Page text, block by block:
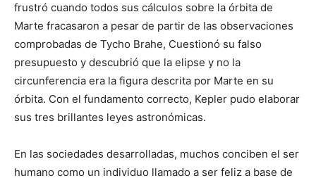
frustró cuando todos sus cálculos sobre la órbita de
Marte fracasaron a pesar de partir de las observaciones
comprobadas de Tycho Brahe, Cues­tionó su falso
presupuesto y descubrió que la elipse y no la
circunferencia era la figura descrita por Marte en su
órbita. Con el fundamento correcto, Kepler pudo elaborar
sus tres brillantes leyes astro­nómicas.
En las sociedades desarrolladas, muchos conciben el ser
humano como un individuo llamado a ser feliz a base de